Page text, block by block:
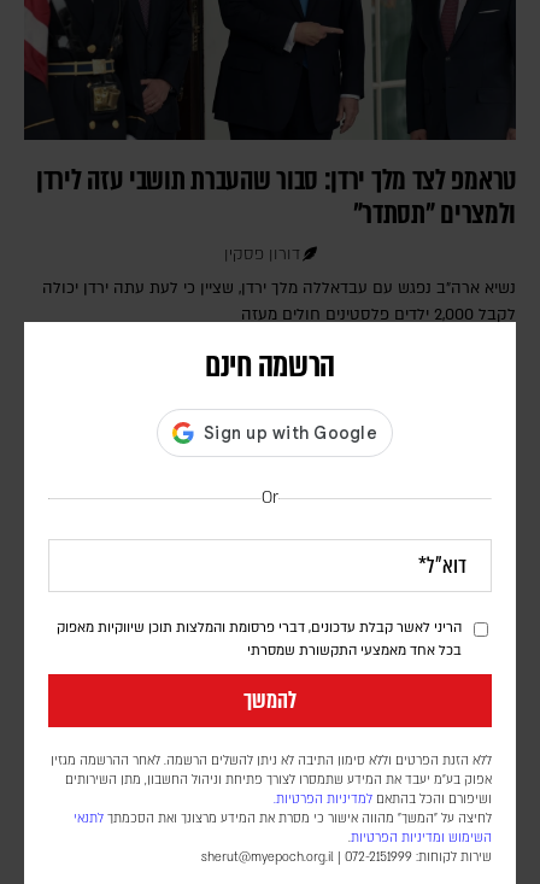
הרשמה חינם
Or
הריני לאשר קבלת עדכונים, דברי פרסומת והמלצות תוכן שיווקיות מאפוק
בכל אחד מאמצעי התקשורת שמסרתי
להמשך
ללא הזנת הפרטים וללא סימון התיבה לא ניתן להשלים הרשמה. לאחר ההרשמה מגזין
אפוק בע״מ יעבד את המידע שתמסרו לצורך פתיחת וניהול החשבון, מתן השירותים
ושיפורם והכל בהתאם למדיניות הפרטיות.
לחיצה על "המשך" מהווה אישור כי מסרת את המידע מרצונך ואת הסכמתך לתנאי
השימוש ומדיניות הפרטיות.
שירות לקוחות: 072-2151999 |
sherut@myepoch.org.il
טראמפ לצד מלך ירדן: סבור שהעברת תושבי עזה לירדן
ולמצרים "תסתדר"
דורון פסקין
נשיא ארה"ב נפגש עם עבדאללה מלך ירדן, שציין כי לעת עתה ירדן יכולה
לקבל 2,000 ילדים פלסטינים חולים מעזה
הבחירות הדמוקטטוריות הגדולות בעולם
איל לוינטר
זהו ה“ניסוי“ הגדול בעולם בדמוקרטיה, המתרחש במדינה הנשלטת על ידי
מפלגה אחת. אותה מפלגה שטבחה באלפי סטודנטים שהפגינו למען
רפורמות דמוקרטיות